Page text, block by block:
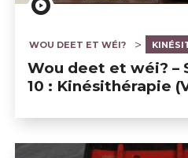
WOU DEET ET WÉI?
Wou deet et wéi? –
10 : Kinésithérapie